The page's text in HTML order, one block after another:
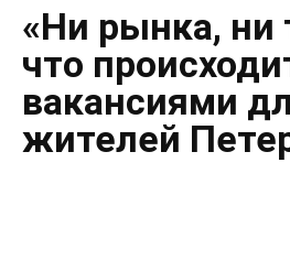
«Ни рынка, ни
что
вакансиями
жителей